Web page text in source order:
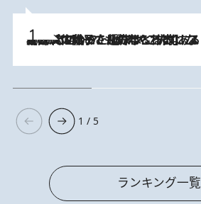
2026.8.5
【阿川佐和子さんの年とる力】なぜ70代で始めた趣味は“こんなに楽しい”のか？ ピアノ、俳句…スランプに陥っても続けられる“ある秘訣”とは
1 / 5
ランキング一覧